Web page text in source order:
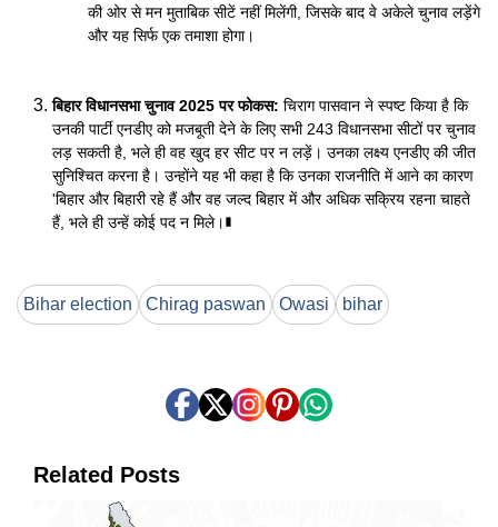
की ओर से मन मुताबिक सीटें नहीं मिलेंगी, जिसके बाद वे अकेले चुनाव लड़ेंगे
और यह सिर्फ एक तमाशा होगा।
बिहार विधानसभा चुनाव 2025 पर फोकस: चिराग पासवान ने स्पष्ट किया है कि
उनकी पार्टी एनडीए को मजबूती देने के लिए सभी 243 विधानसभा सीटों पर चुनाव
लड़ सकती है, भले ही वह खुद हर सीट पर न लड़ें। उनका लक्ष्य एनडीए की जीत
सुनिश्चित करना है। उन्होंने यह भी कहा है कि उनका राजनीति में आने का कारण
'बिहार और बिहारी रहे हैं और वह जल्द बिहार में और अधिक सक्रिय रहना चाहते
हैं, भले ही उन्हें कोई पद न मिले।∎
Bihar election Chirag paswan Owasi bihar
Related Posts